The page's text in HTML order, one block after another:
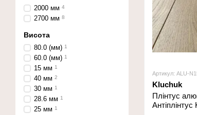
Артикул: ALU-
Kluchuk
Плінтус
Антіплінтус
2000 мм 4
2700 мм 8
Висота
80.0 (мм) 1
60.0 (мм) 1
15 мм 1
40 мм 2
30 мм 1
28.6 мм 1
25 мм 1